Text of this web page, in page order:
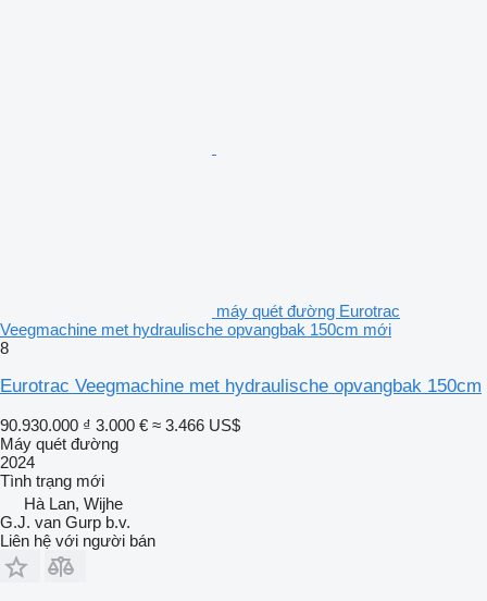
máy quét đường Eurotrac
Veegmachine met hydraulische opvangbak 150cm mới
8
Eurotrac Veegmachine met hydraulische opvangbak 150cm
90.930.000 ₫ 3.000 € ≈ 3.466 US$
Máy quét đường
2024
Tình trạng mới
Hà Lan, Wijhe
G.J. van Gurp b.v.
Liên hệ với người bán